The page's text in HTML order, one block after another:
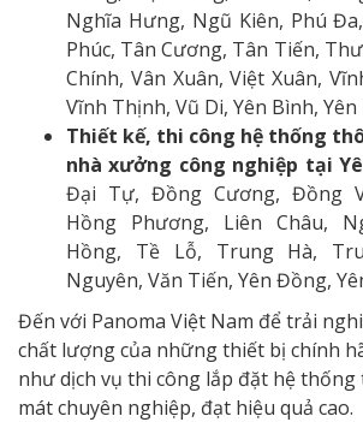
Nghĩa Hưng, Ngũ Kiên, Phú
Phúc, Tân Cương, Tân Tiến,
Chính, Vân Xuân, Việt Xuân,
Vĩnh Thịnh, Vũ Di, Yên Bình, Yên
Thiết kế, thi công hệ thống
nhà xưởng công nghiệp tại
Đại Tự, Đồng Cương, Đồng
Hồng Phương, Liên Châu,
Hồng, Tề Lỗ, Trung Hà,
Nguyên, Văn Tiến, Yên Đồng,
Đến với Panoma Việt Nam để trải
chất lượng của những thiết bị chính
như dịch vụ thi công lắp đặt hệ
mát chuyên nghiệp, đạt hiệu quả cao.